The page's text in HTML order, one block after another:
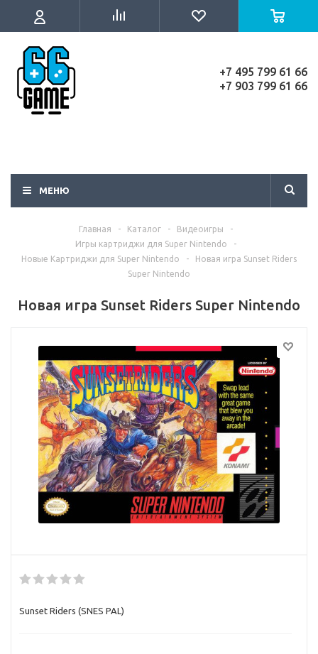
+7 495 799 61 66
+7 903 799 61 66
МЕНЮ
Главная - Каталог - Видеоигры
-
Игры картриджи для Super Nintendo
-
Новые Картриджи для Super Nintendo
-
Новая игра Sunset Riders
Super Nintendo
Новая игра Sunset Riders Super Nintendo
Sunset Riders (SNES PAL)